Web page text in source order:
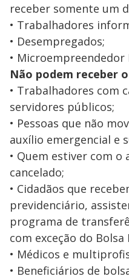
receber somente um
• Trabalhadores
• Desempregados;
• Microempreendedor
Não podem receber
• Trabalhadores com
servidores públicos;
• Pessoas que não
auxílio emergencial e
• Quem estiver com o
cancelado;
• Cidadãos que
previdenciário,
programa de
com exceção do
• Médicos e
• Beneficiários de